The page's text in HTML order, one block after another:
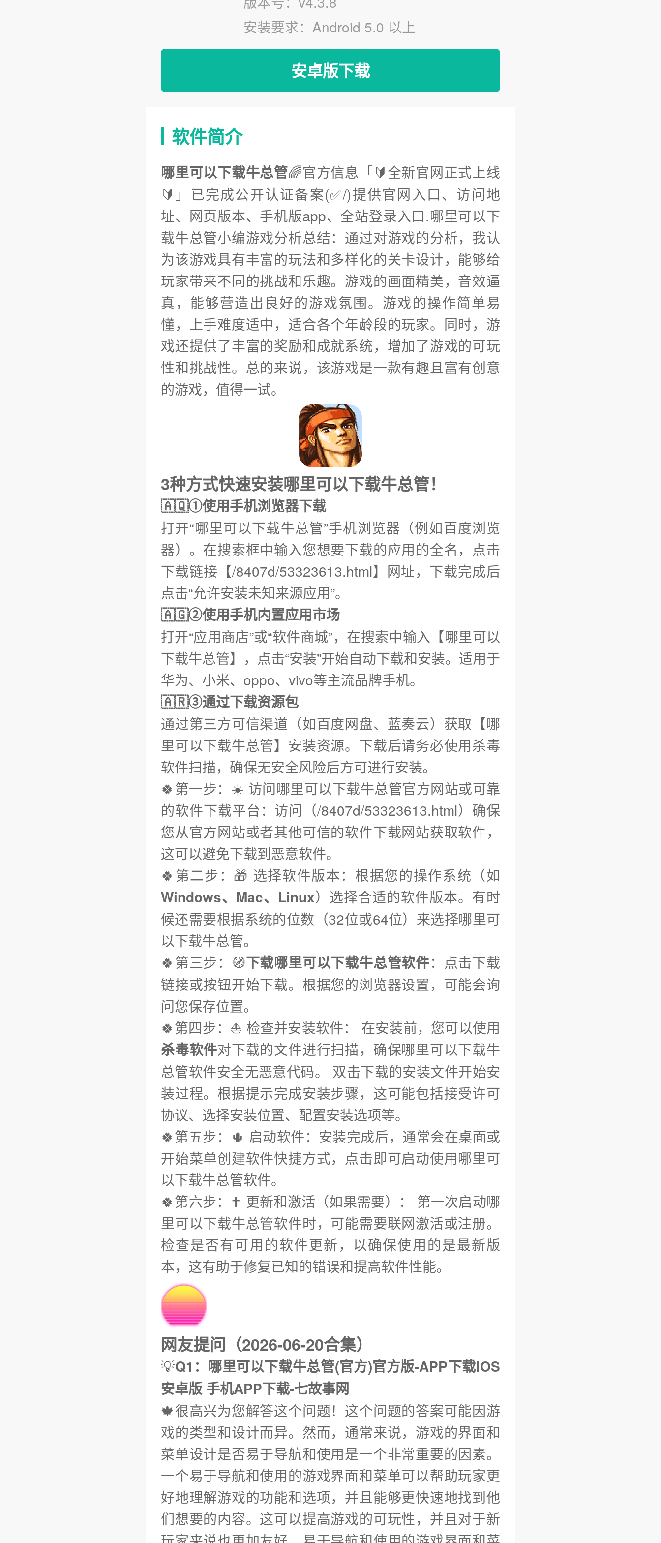
安装要求：Android 5.0 以上
安卓版下载
软件简介
哪里可以下载牛总管🌈官方信息「🔰全新官网正式上线
🔰」已完成公开认证备案(✅/)提供官网入口、访问地
址、网页版本、手机版app、全站登录入口.哪里可以下
载牛总管小编游戏分析总结：通过对游戏的分析，我认
为该游戏具有丰富的玩法和多样化的关卡设计，能够给
玩家带来不同的挑战和乐趣。游戏的画面精美，音效逼
真，能够营造出良好的游戏氛围。游戏的操作简单易
懂，上手难度适中，适合各个年龄段的玩家。同时，游
戏还提供了丰富的奖励和成就系统，增加了游戏的可玩
性和挑战性。总的来说，该游戏是一款有趣且富有创意
的游戏，值得一试。
3种方式快速安装哪里可以下载牛总管！
🇦🇶①使用手机浏览器下载
打开“哪里可以下载牛总管”手机浏览器（例如百度浏览
器）。在搜索框中输入您想要下载的应用的全名，点击
下载链接【/8407d/53323613.html】网址，下载完成后
点击“允许安装未知来源应用”。
🇦🇬②使用手机内置应用市场
打开“应用商店”或“软件商城”，在搜索中输入【哪里可以
下载牛总管】，点击“安装”开始自动下载和安装。适用于
华为、小米、oppo、vivo等主流品牌手机。
🇦🇷③通过下载资源包
通过第三方可信渠道（如百度网盘、蓝奏云）获取【哪
里可以下载牛总管】安装资源。下载后请务必使用杀毒
软件扫描，确保无安全风险后方可进行安装。
🍀第一步：☀️ 访问哪里可以下载牛总管官方网站或可靠
的软件下载平台：访问（/8407d/53323613.html）确保
您从官方网站或者其他可信的软件下载网站获取软件，
这可以避免下载到恶意软件。
🍀第二步：🎁 选择软件版本：根据您的操作系统（如
Windows、Mac、Linux）选择合适的软件版本。有时
候还需要根据系统的位数（32位或64位）来选择哪里可
以下载牛总管。
🍀第三步：🧭下载哪里可以下载牛总管软件：点击下载
链接或按钮开始下载。根据您的浏览器设置，可能会询
问您保存位置。
🍀第四步：⛵️ 检查并安装软件： 在安装前，您可以使用
杀毒软件对下载的文件进行扫描，确保哪里可以下载牛
总管软件安全无恶意代码。 双击下载的安装文件开始安
装过程。根据提示完成安装步骤，这可能包括接受许可
协议、选择安装位置、配置安装选项等。
🍀第五步：🌵 启动软件：安装完成后，通常会在桌面或
开始菜单创建软件快捷方式，点击即可启动使用哪里可
以下载牛总管软件。
🍀第六步：✝️ 更新和激活（如果需要）： 第一次启动哪
里可以下载牛总管软件时，可能需要联网激活或注册。
检查是否有可用的软件更新，以确保使用的是最新版
本，这有助于修复已知的错误和提高软件性能。
网友提问（2026-06-20合集）
💡Q1：哪里可以下载牛总管(官方)官方版-APP下载IOS
安卓版 手机APP下载-七故事网
🍁很高兴为您解答这个问题！这个问题的答案可能因游
戏的类型和设计而异。然而，通常来说，游戏的界面和
菜单设计是否易于导航和使用是一个非常重要的因素。
一个易于导航和使用的游戏界面和菜单可以帮助玩家更
好地理解游戏的功能和选项，并且能够更快速地找到他
们想要的内容。这可以提高游戏的可玩性，并且对于新